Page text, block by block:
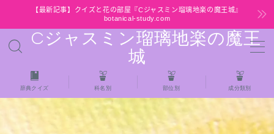
【最新記事】クイズと花の部屋『Cジャスミン瑠璃地楽の魔王城』
botanical-study.com
Cジャスミン瑠璃地楽の魔王
城
MENU
HOME
【最新】クイズと花の部屋
辞典クイズ 科名別 部位別 成分類別